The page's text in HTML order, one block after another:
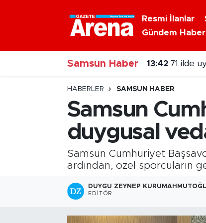
Resmi İlanlar
Gündem
Samsun Haber 13:42 71 ilde
HABERLER SAMSUN HABER
Samsun
duygusal
Samsun Cumhuriyet
ardından, özel sporcuların
DUYGU ZEYNEP
EDITÖR
Nöbetçi Eczaneler
Hava Durumu
Samsun Namaz Vakitleri
Trafik Durumu
Süper Lig Puan Durumu ve Fikstür
Tüm Manşetler
Son Dakika Haberleri
Haber Arşivi